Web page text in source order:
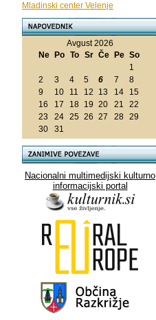
Mladinski center Velenje
Avgust 2026
Ne
Po To Sr Če Pe So
1
2
3 4 5 6 7
8
9
10 11 12 13 14
15
16
17 18 19 20 21
22
23
24 25 26 27 28 29
30
31
Nacionalni multimedijski kulturno
informacijski portal